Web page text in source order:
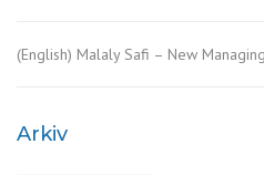
(English) Malaly Safi – New
Arkiv